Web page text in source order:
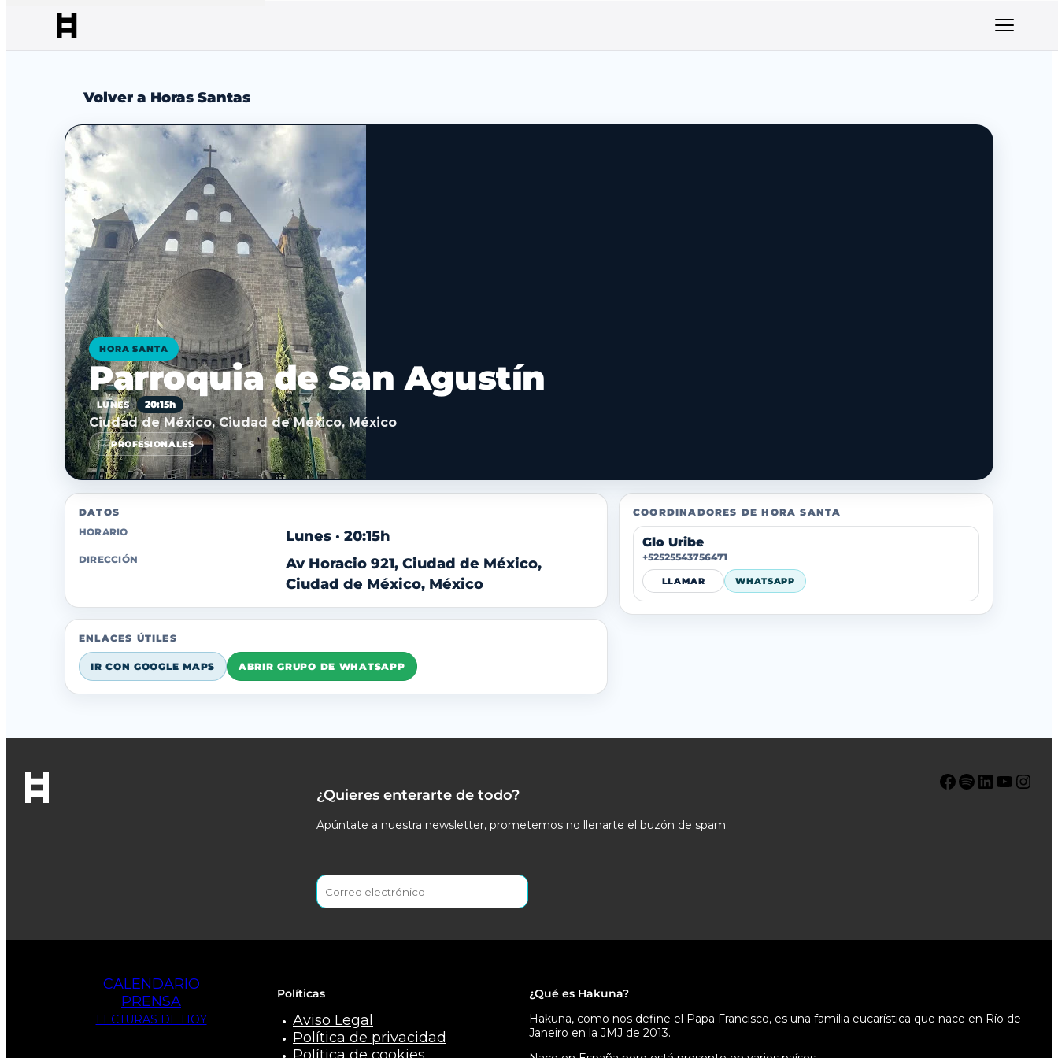
Volver a Horas Santas
HORA SANTA
Parroquia de San Agustín
LUNES 20:15h
Ciudad de México, Ciudad de México, México
PROFESIONALES
DATOS
HORARIO
Lunes · 20:15h
DIRECCIÓN
Av Horacio 921, Ciudad de México,
Ciudad de México, México
ENLACES ÚTILES
IR CON GOOGLE MAPS ABRIR GRUPO DE WHATSAPP
COORDINADORES DE HORA SANTA
Glo Uribe
+52525543756471
LLAMAR WHATSAPP
¿Quieres enterarte de todo?
Apúntate a nuestra newsletter, prometemos no llenarte el buzón de spam.
Facebook Spotify LinkedIn YouTube Instagram
CALENDARIO
PRENSA
LECTURAS DE HOY
Políticas
Aviso Legal
Política de privacidad
¿Qué es Hakuna?
Hakuna, como nos define el Papa Francisco, es una familia eucarística que nace en Río de
Janeiro en la JMJ de 2013.